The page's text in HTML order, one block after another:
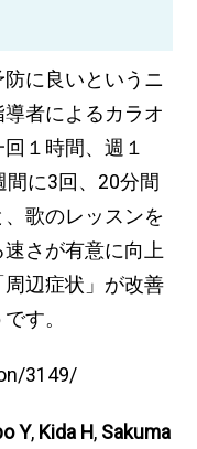
に良いというニ
者によるカラオ
１時間、週１
間に3回、20分間
歌のレッスンを
さが有意に向上
辺症状」が改善
す。
3149/
Y, Kida H, Sakuma